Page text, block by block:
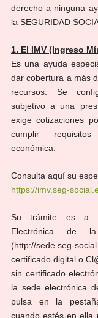
derecho a ninguna
la SEGURIDAD
1. El IMV (Ingreso
Es una ayuda
dar cobertura a más
recursos. Se
subjetivo a una
exige cotizaciones
cumplir
económica.
Consulta aquí su
https://imv.seg-
Su trámite es a
Electrónica de
(http://sede.seg-
certificado digital o
sin certificado
la sede electrónica
pulsa en la
cuando estés en ella